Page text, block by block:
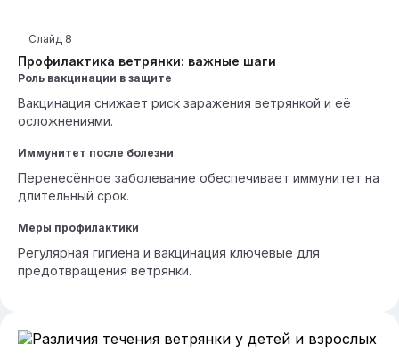
Профилактика ветрянки: важные шаги
Слайд 8
Роль вакцинации в защите
Вакцинация снижает риск заражения ветрянкой и её
осложнениями.
Иммунитет после болезни
Перенесённое заболевание обеспечивает иммунитет на
длительный срок.
Меры профилактики
Регулярная гигиена и вакцинация ключевые для
предотвращения ветрянки.